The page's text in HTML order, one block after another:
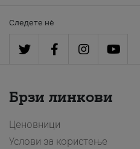
Следете нè
Брзи линкови
Ценовници
Услови за користење